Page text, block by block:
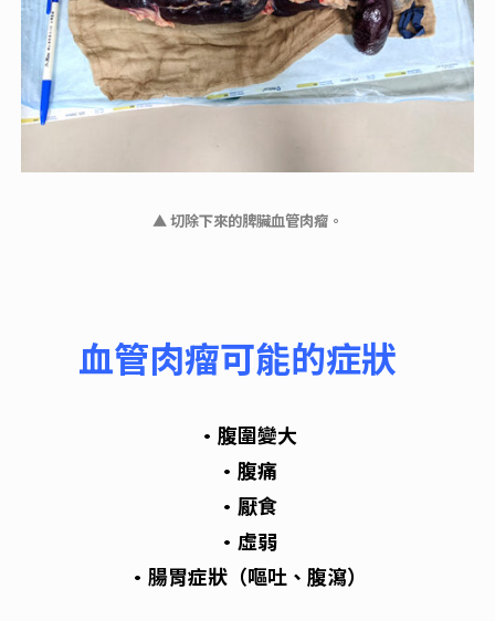
▲ 切除下來的脾臟血管肉瘤。
血管肉瘤可能的症狀
•腹圍變大
•腹痛
•厭食
•虛弱
•腸胃症狀（嘔吐、腹瀉）